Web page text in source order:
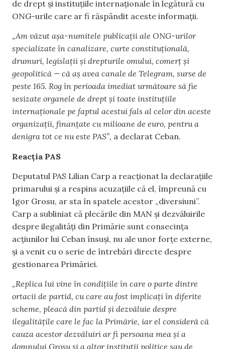
de drept și instituțiile internaționale în legătură cu
ONG-urile care ar fi răspândit aceste informații.
„Am văzut așa-numitele publicații ale ONG-urilor
specializate în canalizare, curte constituțională,
drumuri, legislații și drepturile omului, comerț și
geopolitică — că aș avea canale de Telegram, surse de
peste 165. Rog în perioada imediat următoare să fie
sesizate organele de drept și toate instituțiile
internaționale pe faptul acestui fals al celor din aceste
organizații, finanțate cu milioane de euro, pentru a
denigra tot ce nu este PAS”, a declarat Ceban.
Reacția PAS
Deputatul PAS Lilian Carp a reacționat la declarațiile
primarului și a respins acuzațiile că el, împreună cu
Igor Grosu, ar sta în spatele acestor „diversiuni”.
Carp a subliniat că plecările din MAN și dezvăluirile
despre ilegalități din Primărie sunt consecința
acțiunilor lui Ceban însuși, nu ale unor forțe externe,
și a venit cu o serie de întrebări directe despre
gestionarea Primăriei.
„Replica lui vine în condițiile în care o parte dintre
ortacii de partid, cu care au fost implicați în diferite
scheme, pleacă din partid și dezvăluie despre
ilegalitățile care le fac la Primărie, iar el consideră că
cauza acestor dezvăluiri ar fi persoana mea și a
domnului Grosu și a altor instituții politice sau de